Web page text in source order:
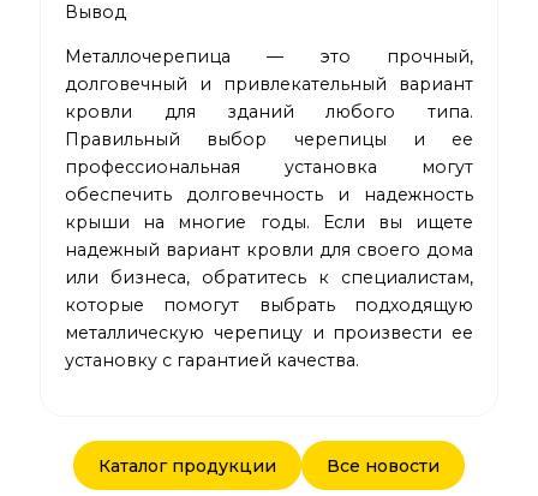
Вывод
Металлочерепица — это прочный,
долговечный и привлекательный вариант
кровли для зданий любого типа.
Правильный выбор черепицы и ее
профессиональная установка могут
обеспечить долговечность и надежность
крыши на многие годы. Если вы ищете
надежный вариант кровли для своего дома
или бизнеса, обратитесь к специалистам,
которые помогут выбрать подходящую
металлическую черепицу и произвести ее
установку с гарантией качества.
Каталог продукции Все новости